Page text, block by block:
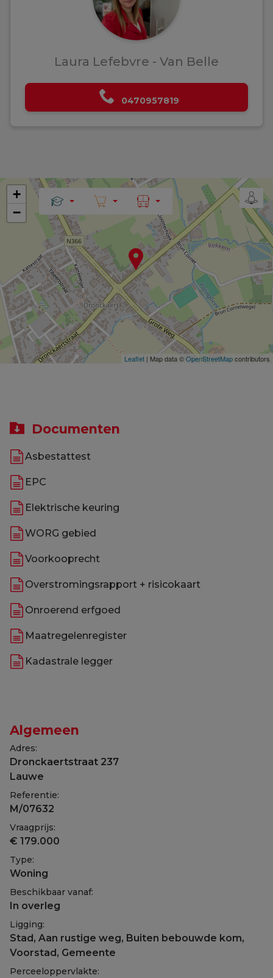
Laura Lefebvre - Van Belle
0470957819
+
−
Leaflet | Map data ©OpenStreetMapcontributors
Documenten
Asbestattest
EPC
Elektrische keuring
WORG gebied
Voorkooprecht
Overstromingsrapport + risicokaart
Onroerend erfgoed
Maatregelenregister
Kadastrale legger
Algemeen
Adres:
Dronckaertstraat 237
Lauwe
Referentie:
M/07632
Vraagprijs:
€ 179.000
Type:
Woning
Beschikbaar vanaf:
In overleg
Ligging:
Stad, Aan rustige weg, Buiten bebouwde kom,
Voorstad, Gemeente
Perceeloppervlakte: